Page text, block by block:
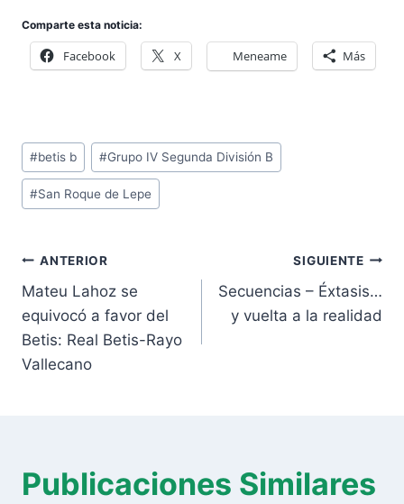
Comparte esta noticia:
Facebook X Meneame Más
Etiquetas
de
la
#betis b #Grupo IV Segunda División B
#San Roque de Lepe
Navegación
de
entradas
ANTERIOR
Mateu Lahoz se
equivocó a favor del
Betis: Real Betis-Rayo
Vallecano
SIGUIENTE
Secuencias – Éxtasis…
y vuelta a la realidad
Publicaciones Similares